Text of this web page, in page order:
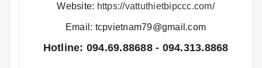
Website: https://vattuthietbipccc.com/
Email: tcpvietnam79@gmail.com
Hotline: 094.69.88688 - 094.313.8868